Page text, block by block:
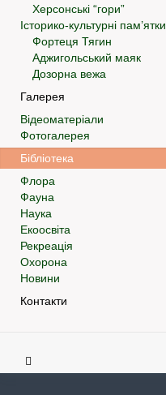
Херсонські “гори”
Історико-культурні пам’ятки
Фортеця Тягин
Аджигольський маяк
Дозорна вежа
Галерея
Відеоматеріали
Фотогалерея
Бібліотека
Флора
Фауна
Наука
Екоосвіта
Рекреація
Охорона
Новини
Контакти